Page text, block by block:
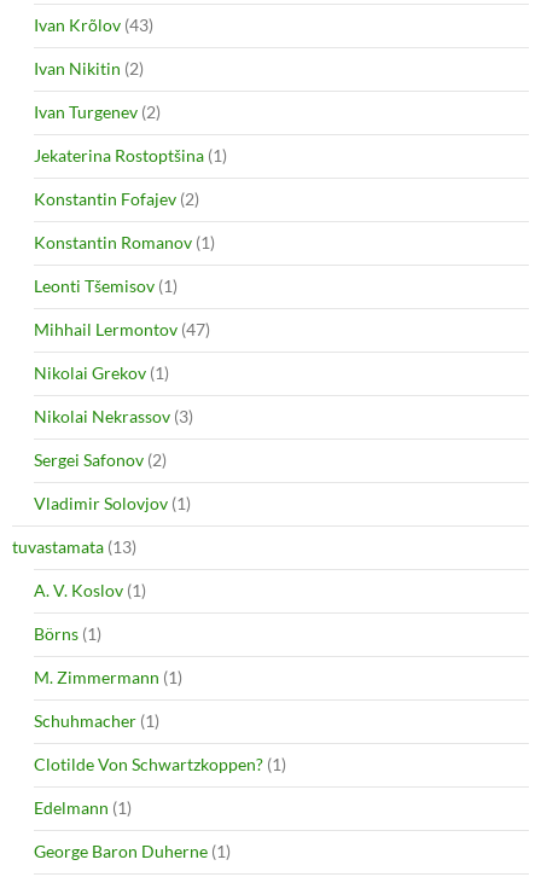
Ivan Krõlov (43)
Ivan Nikitin (2)
Ivan Turgenev (2)
Jekaterina Rostoptšina (1)
Konstantin Fofajev (2)
Konstantin Romanov (1)
Leonti Tšemisov (1)
Mihhail Lermontov (47)
Nikolai Grekov (1)
Nikolai Nekrassov (3)
Sergei Safonov (2)
Vladimir Solovjov (1)
tuvastamata (13)
A. V. Koslov (1)
Börns (1)
M. Zimmermann (1)
Schuhmacher (1)
Clotilde Von Schwartzkoppen? (1)
Edelmann (1)
George Baron Duherne (1)